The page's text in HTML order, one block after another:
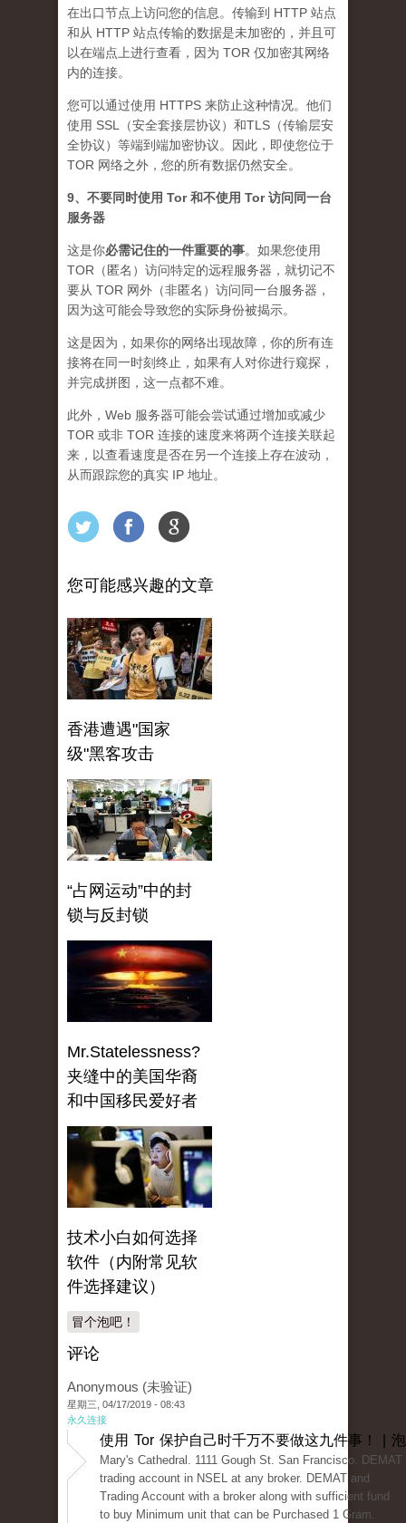
在出口节点上访问您的信息。传输到 HTTP 站点
和从 HTTP 站点传输的数据是未加密的，并且可
以在端点上进行查看，因为 TOR 仅加密其网络
内的连接。
您可以通过使用 HTTPS 来防止这种情况。他们
使用 SSL（安全套接层协议）和TLS（传输层安
全协议）等端到端加密协议。因此，即使您位于
TOR 网络之外，您的所有数据仍然安全。
9、不要同时使用 Tor 和不使用 Tor 访问同一台
服务器
这是你必需记住的一件重要的事。如果您使用
TOR（匿名）访问特定的远程服务器，就切记不
要从 TOR 网外（非匿名）访问同一台服务器，
因为这可能会导致您的实际身份被揭示。
这是因为，如果你的网络出现故障，你的所有连
接将在同一时刻终止，如果有人对你进行窥探，
并完成拼图，这一点都不难。
此外，Web 服务器可能会尝试通过增加或减少
TOR 或非 TOR 连接的速度来将两个连接关联起
来，以查看速度是否在另一个连接上存在波动，
从而跟踪您的真实 IP 地址。
您可能感兴趣的文章
香港遭遇"国家
级"黑客攻击
“占网运动”中的封
锁与反封锁
Mr.Statelessness?
夹缝中的美国华裔
和中国移民爱好者
技术小白如何选择
软件（内附常见软
件选择建议）
冒个泡吧！
评论
Anonymous (未验证)
星期三, 04/17/2019 - 08:43
永久连接
使用 Tor 保护自己时千万不要做这九件事！ |
Mary's Cathedral. 1111 Gough St. San Francisco. DEMAT
trading account in NSEL at any broker. DEMAT and
Trading Account with a broker along with sufficient fund
to buy Minimum unit that can be Purchased 1 Gram.